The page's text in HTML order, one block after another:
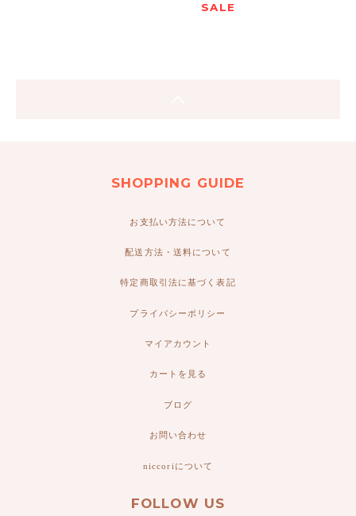
SALE
SHOPPING GUIDE
お支払い方法について
配送方法・送料について
特定商取引法に基づく表記
プライバシーポリシー
マイアカウント
カートを見る
ブログ
お問い合わせ
niccoriについて
FOLLOW US